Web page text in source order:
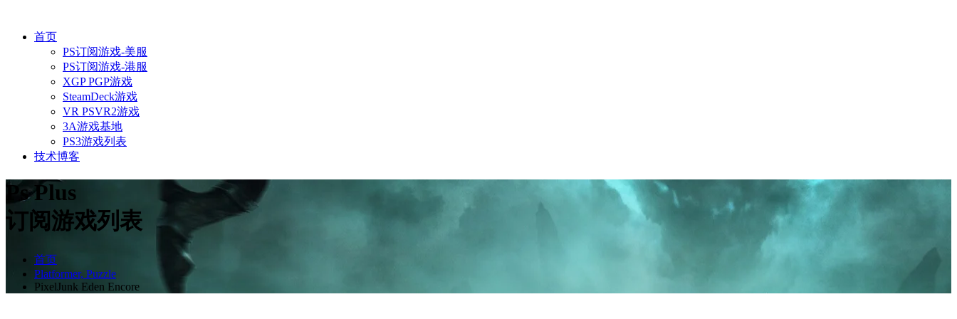
首页
PS订阅游戏-美服
PS订阅游戏-港服
XGP PGP游戏
SteamDeck游戏
VR PSVR2游戏
3A游戏基地
PS3游戏列表
技术博客
Ps Plus
订阅游戏列表
首页
Platformer, Puzzle
PixelJunk Eden Encore